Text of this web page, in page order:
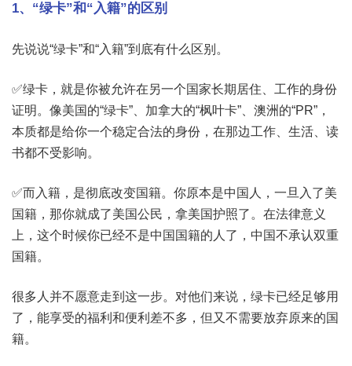
1、“绿卡”和“入籍”的区别
先说说“绿卡”和“入籍”到底有什么区别。
✅绿卡，就是你被允许在另一个国家长期居住、工作的身份
证明。像美国的“绿卡”、加拿大的“枫叶卡”、澳洲的“PR”，
本质都是给你一个稳定合法的身份，在那边工作、生活、读
书都不受影响。
✅而入籍，是彻底改变国籍。你原本是中国人，一旦入了美
国籍，那你就成了美国公民，拿美国护照了。在法律意义
上，这个时候你已经不是中国国籍的人了，中国不承认双重
国籍。
很多人并不愿意走到这一步。对他们来说，绿卡已经足够用
了，能享受的福利和便利差不多，但又不需要放弃原来的国
籍。